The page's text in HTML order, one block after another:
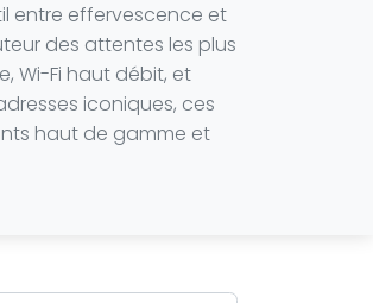
entre effervescence et
des attentes les plus
Wi-Fi haut débit, et
iconiques, ces
haut de gamme et